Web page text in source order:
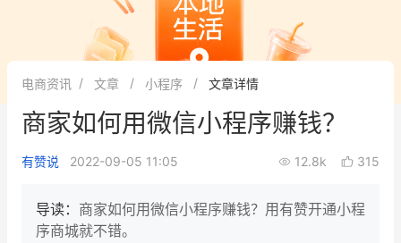
新零售最佳实践
面对面聊增长
AllValue 战略合作
电商资讯 文章 小程序 文章详情
商家如何用微信小程序赚钱？
有赞说 2022-09-05 11:05 12.8k 315
导读： 商家如何用微信小程序赚钱？用有赞开通小程
序商城就不错。